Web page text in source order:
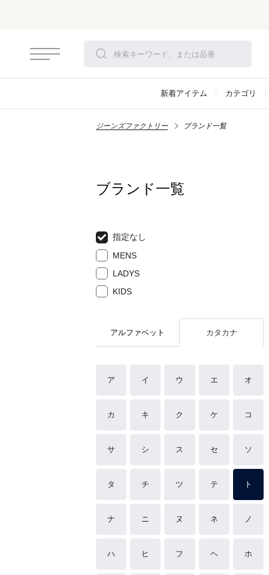
新着アイテム カテゴリ
ジーンズファクトリー ブランド一覧
ブランド一覧
指定なし
MENS
LADYS
KIDS
アルファベット カタカナ
ア イ ウ エ オ
カ キ ク ケ コ
サ シ ス セ ソ
タ チ ツ テ ト
ナ ニ ヌ ネ ノ
ハ ヒ フ ヘ ホ